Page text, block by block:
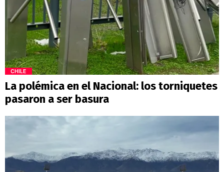
CHILE
La polémica en el Nacional: los torniquetes
pasaron a ser basura